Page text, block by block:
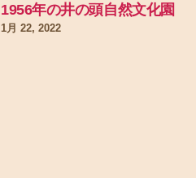
1956年の井の頭自然文化園
1月 22, 2022